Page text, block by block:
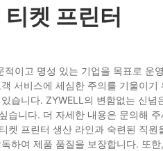
티켓 프린터
적이고 명성 있는 기업을 목표로 운
서비스에 세심한 주의를 기울이
습니다. ZYWELL의 변함없는 신
습니다. 더 자세한 내용은 문의해 주
켓 프린터 생산 라인과 숙련된 직
하여 제품 품질을 보장합니다. 또